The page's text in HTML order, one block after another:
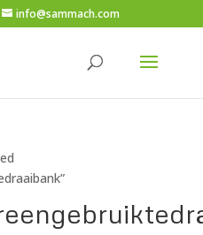
info@sammach.com